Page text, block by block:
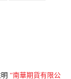
明“南華期貨有限公